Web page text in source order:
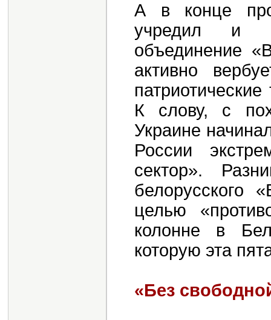
А в конце
учредил и
объединение
активно
К слову, с
Украине
России
сектор».
белорусского
целью
колонне в
которую эта
«Без